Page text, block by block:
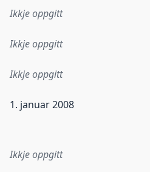
Ikkje oppgitt
Ikkje oppgitt
Ikkje oppgitt
dataa i dette datasettet først
1. januar 2008
Ikkje oppgitt